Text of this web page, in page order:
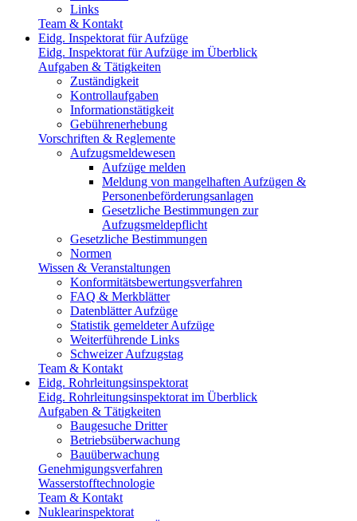
Links
Team & Kontakt
Eidg. Inspektorat für Aufzüge
Eidg. Inspektorat für Aufzüge im Überblick
Aufgaben & Tätigkeiten
Zuständigkeit
Kontrollaufgaben
Informationstätigkeit
Gebührenerhebung
Vorschriften & Reglemente
Aufzugsmeldewesen
Aufzüge melden
Meldung von mangelhaften Aufzügen &
Personenbeförderungsanlagen
Gesetzliche Bestimmungen zur
Aufzugsmeldepflicht
Gesetzliche Bestimmungen
Normen
Wissen & Veranstaltungen
Konformitätsbewertungsverfahren
FAQ & Merkblätter
Datenblätter Aufzüge
Statistik gemeldeter Aufzüge
Weiterführende Links
Schweizer Aufzugstag
Team & Kontakt
Eidg. Rohrleitungsinspektorat
Eidg. Rohrleitungsinspektorat im Überblick
Aufgaben & Tätigkeiten
Baugesuche Dritter
Betriebsüberwachung
Bauüberwachung
Genehmigungsverfahren
Wasserstofftechnologie
Team & Kontakt
Nuklearinspektorat